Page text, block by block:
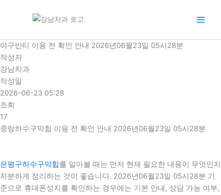
로
건
너
뛰
기
야구반티 이용 전 확인 안내 2026년06월23일 05시28분
작성자
강남치과
작성일
2026-06-23 05:28
조회
17
중랑하수구막힘 이용 전 확인 안내 2026년06월23일 05시28분
은평구하수구막힘를 알아볼 때는 먼저 현재 필요한 내용이 무엇인지
차분하게 정리하는 것이 좋습니다. 2026년06월23일 05시28분 기
준으로 휴대폰성지를 확인하는 경우에는 기본 안내, 상담 가능 여부,